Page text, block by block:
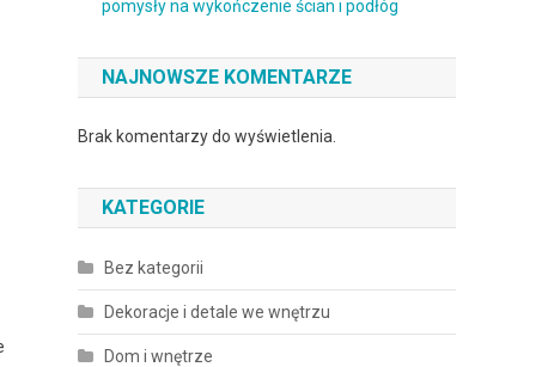
pomysły na wykończenie ścian i podłóg
NAJNOWSZE KOMENTARZE
Brak komentarzy do wyświetlenia.
KATEGORIE
Bez kategorii
Dekoracje i detale we wnętrzu
Dom i wnętrze